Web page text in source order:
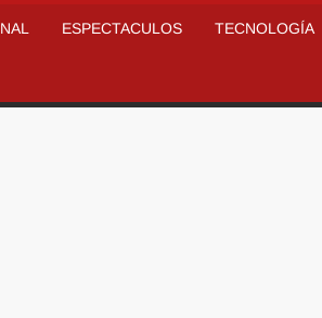
ESPECTACULOS TECNOLOGÍA